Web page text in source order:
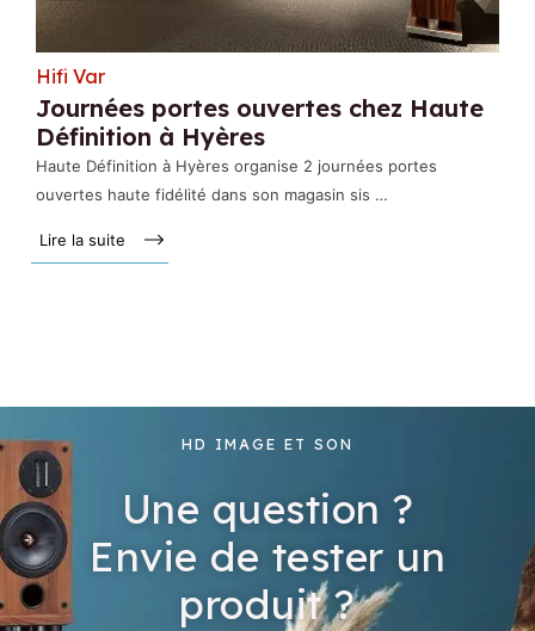
Hifi Var
Journées portes ouvertes chez Haute
Définition à Hyères
Haute Définition à Hyères organise 2 journées portes
ouvertes haute fidélité dans son magasin sis …
Lire la suite »
HD IMAGE ET SON
Une question ?
Envie de tester un
produit ?